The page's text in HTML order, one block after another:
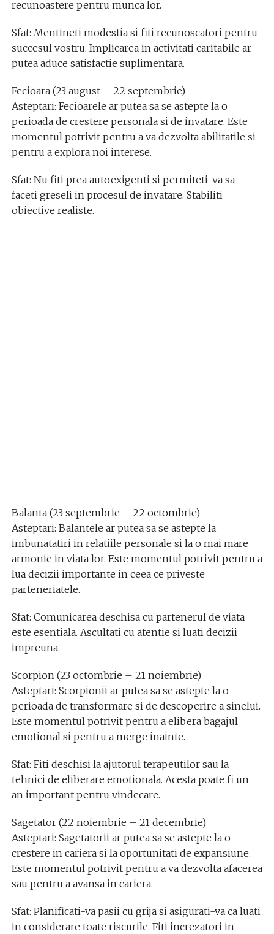
recunoastere pentru munca lor.
Sfat: Mentineti modestia si fiti recunoscatori pentru
succesul vostru. Implicarea in activitati caritabile ar
putea aduce satisfactie suplimentara.
Fecioara (23 august – 22 septembrie)
Asteptari: Fecioarele ar putea sa se astepte la o
perioada de crestere personala si de invatare. Este
momentul potrivit pentru a va dezvolta abilitatile si
pentru a explora noi interese.
Sfat: Nu fiti prea autoexigenti si permiteti-va sa
faceti greseli in procesul de invatare. Stabiliti
obiective realiste.
Balanta (23 septembrie – 22 octombrie)
Asteptari: Balantele ar putea sa se astepte la
imbunatatiri in relatiile personale si la o mai mare
armonie in viata lor. Este momentul potrivit pentru a
lua decizii importante in ceea ce priveste
parteneriatele.
Sfat: Comunicarea deschisa cu partenerul de viata
este esentiala. Ascultati cu atentie si luati decizii
impreuna.
Scorpion (23 octombrie – 21 noiembrie)
Asteptari: Scorpionii ar putea sa se astepte la o
perioada de transformare si de descoperire a sinelui.
Este momentul potrivit pentru a elibera bagajul
emotional si pentru a merge inainte.
Sfat: Fiti deschisi la ajutorul terapeutilor sau la
tehnici de eliberare emotionala. Acesta poate fi un
an important pentru vindecare.
Sagetator (22 noiembrie – 21 decembrie)
Asteptari: Sagetatorii ar putea sa se astepte la o
crestere in cariera si la oportunitati de expansiune.
Este momentul potrivit pentru a va dezvolta afacerea
sau pentru a avansa in cariera.
Sfat: Planificati-va pasii cu grija si asigurati-va ca luati
in considerare toate riscurile. Fiti increzatori in